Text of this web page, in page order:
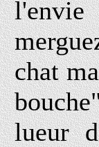
chat
lueur